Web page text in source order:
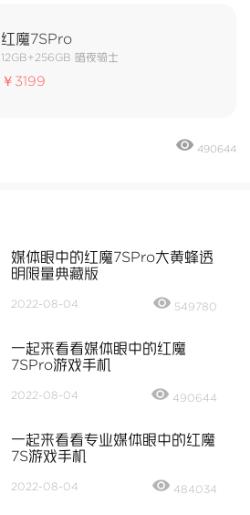
红魔7SPro
12GB+256GB 暗夜骑士
￥3199
490644
媒体眼中的红魔7SPro大黄蜂透
明限量典藏版
2022-08-04 549780
一起来看看媒体眼中的红魔
7SPro游戏手机
2022-08-04 490644
一起来看看专业媒体眼中的红魔
7S游戏手机
2022-08-04 484034